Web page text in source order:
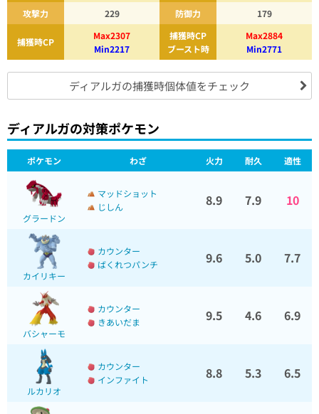
攻撃力
229 防御力 179
捕獲時CP
Max2307
Min2217
捕獲時CP
ブースト時
Max2884
Min2771
ディアルガの捕獲時個体値をチェック
ディアルガの対策ポケモン
ポケモン わざ 火力 耐久 適性
グラードン
マッドショット
じしん
8.9 7.9 10
カイリキー
カウンター
ばくれつパンチ
9.6 5.0 7.7
バシャーモ
カウンター
きあいだま
9.5 4.6 6.9
ルカリオ
カウンター
インファイト
8.8 5.3 6.5